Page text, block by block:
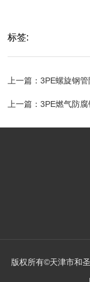
标签:
上一篇：3PE螺旋钢
上一篇：3PE燃气防
版权所有©天津市